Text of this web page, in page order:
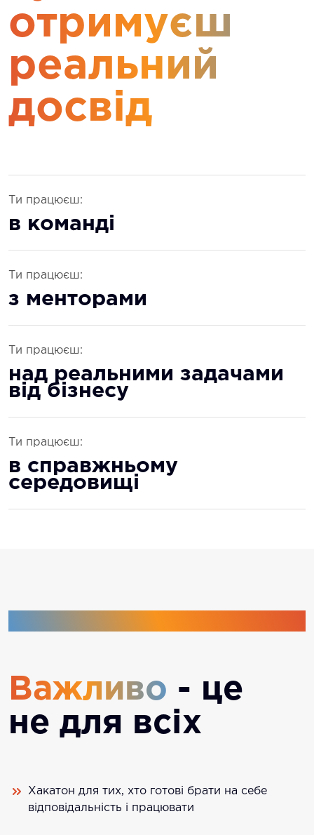
отримуєш
реальний
досвід
Ти працюєш:
в команді
Ти працюєш:
з менторами
Ти працюєш:
над реальними задачами
від бізнесу
Ти працюєш:
в справжньому
середовищі
Важливо - це
не для всіх
Хакатон для тих, хто готові брати на себе
відповідальність і працювати